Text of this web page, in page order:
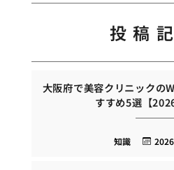
投稿
大阪府で美容クリニックの
すすめ5選【
知識